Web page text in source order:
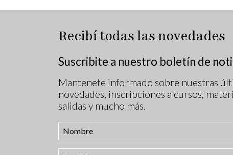
Recibí todas las novedades
Suscribite a nuestro boletín de
Mantenete informado sobre nuestras
novedades, inscripciones a cursos,
salidas y mucho más.